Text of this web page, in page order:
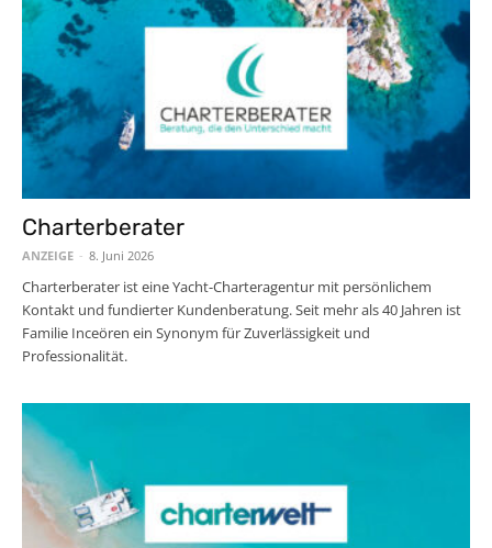
Charterberater
ANZEIGE - 8. Juni 2026
Charterberater ist eine Yacht-Charteragentur mit persönlichem
Kontakt und fundierter Kundenberatung. Seit mehr als 40 Jahren ist
Familie Inceören ein Synonym für Zuverlässigkeit und
Professionalität.